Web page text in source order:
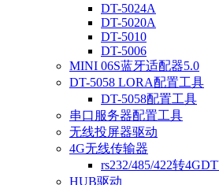
DT-5024A
DT-5020A
DT-5010
DT-5006
MINI 06S蓝牙适配器5.0
DT-5058 LORA配置工具
DT-5058配置工具
串口服务器配置工具
无线投屏器驱动
4G无线传输器
rs232/485/422转
HUB驱动